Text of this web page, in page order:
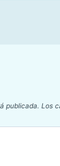
publicada. Los